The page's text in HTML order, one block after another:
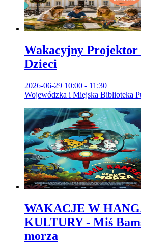
Wakacyjny Projektor
Dzieci
2026-06-29 10:00 - 11:30
Wojewódzka i Miejska Biblioteka
WAKACJE W
KULTURY - Miś
morza